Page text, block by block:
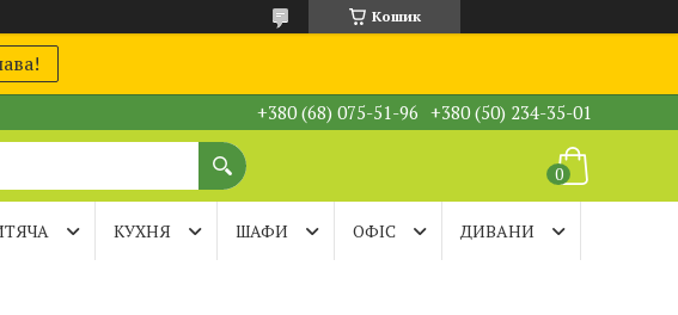
Кошик
+380 (68) 075-51-96 +380 (50) 234-35-01
КУХНЯ ШАФИ ОФІС ДИВАНИ